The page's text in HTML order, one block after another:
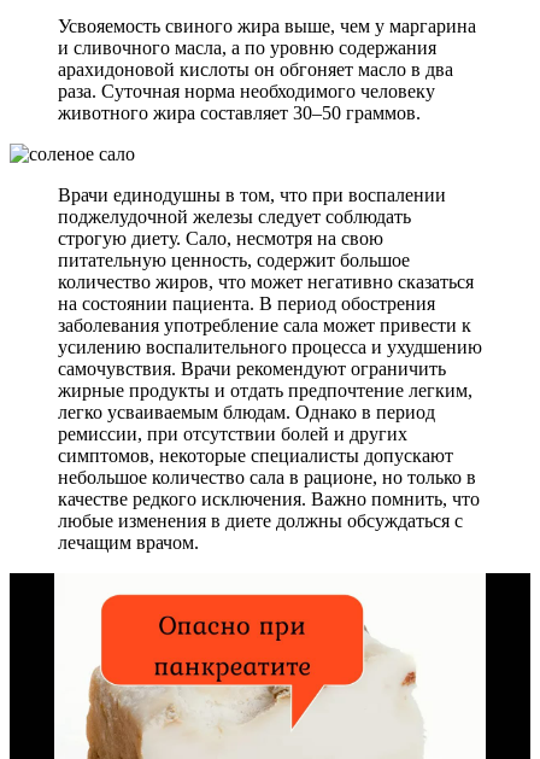
Усвояемость свиного жира выше, чем у маргарина
и сливочного масла, а по уровню содержания
арахидоновой кислоты он обгоняет масло в два
раза. Суточная норма необходимого человеку
животного жира составляет 30–50 граммов.
Врачи единодушны в том, что при воспалении
поджелудочной железы следует соблюдать
строгую диету. Сало, несмотря на свою
питательную ценность, содержит большое
количество жиров, что может негативно сказаться
на состоянии пациента. В период обострения
заболевания употребление сала может привести к
усилению воспалительного процесса и ухудшению
самочувствия. Врачи рекомендуют ограничить
жирные продукты и отдать предпочтение легким,
легко усваиваемым блюдам. Однако в период
ремиссии, при отсутствии болей и других
симптомов, некоторые специалисты допускают
небольшое количество сала в рационе, но только в
качестве редкого исключения. Важно помнить, что
любые изменения в диете должны обсуждаться с
лечащим врачом.